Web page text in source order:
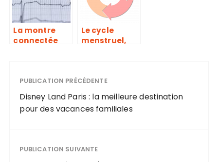
La montre
connectée
ECG ?
Le cycle
menstruel,
femme
PUBLICATION PRÉCÉDENTE
Disney Land Paris : la meilleure destination
pour des vacances familiales
PUBLICATION SUIVANTE